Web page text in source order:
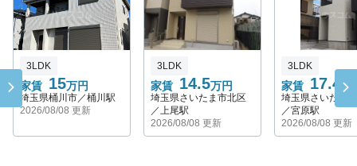
家賃 15万円
3LDK
埼玉県桶川市／桶川駅
2026/08/08 更新
家賃 14.5万円
3LDK
埼玉県さいたま市北区
／上尾駅
2026/08/08 更新
家賃 17.4 万
3LDK
埼玉県さいたま
／宮原駅
2026/08/08 更新